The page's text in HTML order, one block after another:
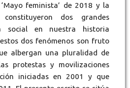
feminista’ de 2018 y la
constituyeron dos grandes
social en nuestra historia
dos fenómenos son fruto
albergan una pluralidad de
protestas y movilizaciones
iniciadas en 2001 y que